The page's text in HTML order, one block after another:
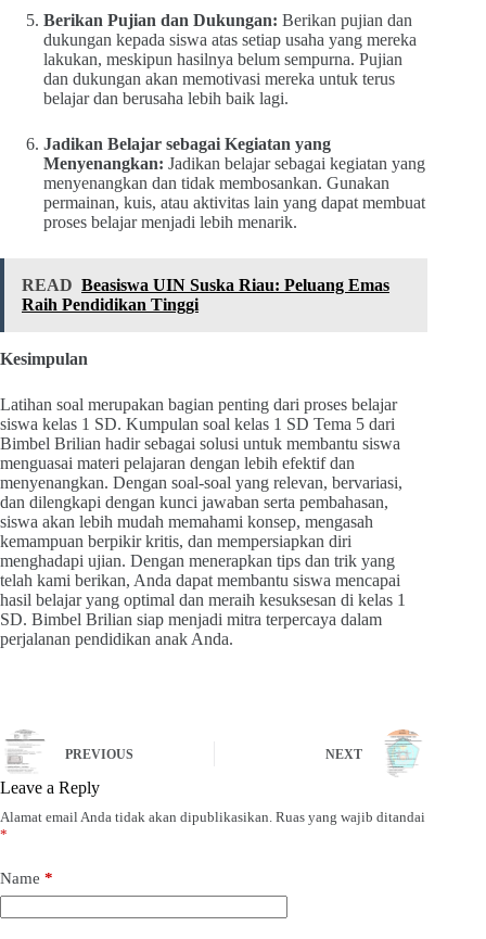
Berikan Pujian dan Dukungan: Berikan pujian dan
dukungan kepada siswa atas setiap usaha yang mereka
lakukan, meskipun hasilnya belum sempurna. Pujian
dan dukungan akan memotivasi mereka untuk terus
belajar dan berusaha lebih baik lagi.
Jadikan Belajar sebagai Kegiatan yang
Menyenangkan: Jadikan belajar sebagai kegiatan yang
menyenangkan dan tidak membosankan. Gunakan
permainan, kuis, atau aktivitas lain yang dapat membuat
proses belajar menjadi lebih menarik.
READ Beasiswa UIN Suska Riau: Peluang Emas
Raih Pendidikan Tinggi
Kesimpulan
Latihan soal merupakan bagian penting dari proses belajar
siswa kelas 1 SD. Kumpulan soal kelas 1 SD Tema 5 dari
Bimbel Brilian hadir sebagai solusi untuk membantu siswa
menguasai materi pelajaran dengan lebih efektif dan
menyenangkan. Dengan soal-soal yang relevan, bervariasi,
dan dilengkapi dengan kunci jawaban serta pembahasan,
siswa akan lebih mudah memahami konsep, mengasah
kemampuan berpikir kritis, dan mempersiapkan diri
menghadapi ujian. Dengan menerapkan tips dan trik yang
telah kami berikan, Anda dapat membantu siswa mencapai
hasil belajar yang optimal dan meraih kesuksesan di kelas 1
SD. Bimbel Brilian siap menjadi mitra terpercaya dalam
perjalanan pendidikan anak Anda.
PREVIOUS NEXT
Leave a Reply
Alamat email Anda tidak akan dipublikasikan. Ruas yang wajib ditandai
*
Name *